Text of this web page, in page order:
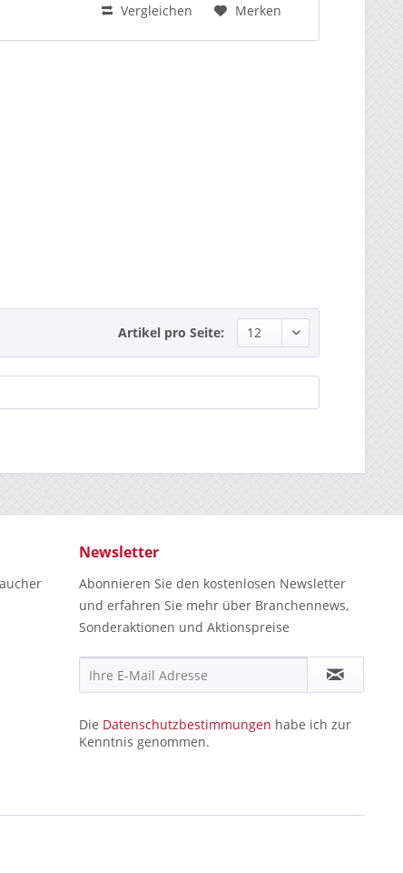
Vergleichen Merken
Artikel pro Seite:
Newsletter
Abonnieren Sie den kostenlosen Newsletter
und erfahren Sie mehr über Branchennews,
Sonderaktionen und Aktionspreise
Die Datenschutzbestimmungen habe ich zur
Kenntnis genommen.